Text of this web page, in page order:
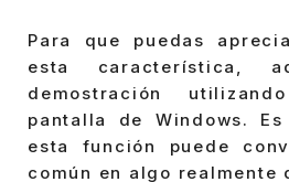
Para que puedas
esta característica,
demostración
pantalla de Windows. Es
esta función puede
común en algo realmente